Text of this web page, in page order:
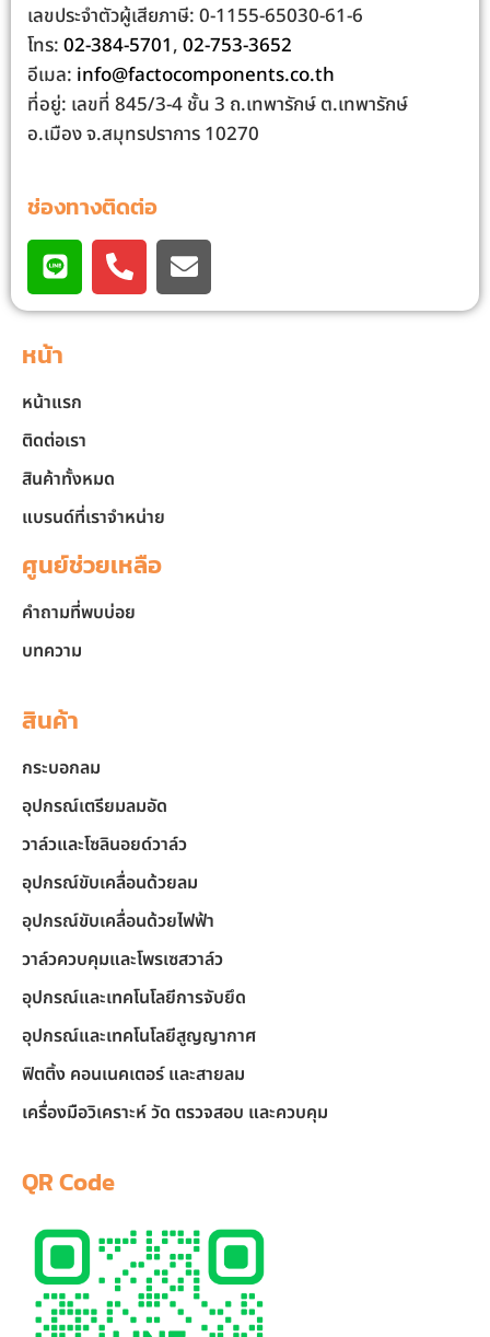
เลขประจําตัวผู้เสียภาษี: 0-1155-65030-61-6
โทร:02-384-5701,02-753-3652
อีเมล: info@factocomponents.co.th
ที่อยู่: เลขที่ 845/3-4 ชั้น 3 ถ.เทพารักษ์ ต.เทพารักษ์
อ.เมือง จ.สมุทรปราการ 10270
ช่องทางติดต่อ
หน้า
หน้าแรก
ติดต่อเรา
สินค้าทั้งหมด
แบรนด์ที่เราจำหน่าย
ศูนย์ช่วยเหลือ
คำถามที่พบบ่อย
บทความ
สินค้า
กระบอกลม
อุปกรณ์เตรียมลมอัด
วาล์วและโซลินอยด์วาล์ว
อุปกรณ์ขับเคลื่อนด้วยลม
อุปกรณ์ขับเคลื่อนด้วยไฟฟ้า
วาล์วควบคุมและโพรเซสวาล์ว
อุปกรณ์และเทคโนโลยีการจับยึด
อุปกรณ์และเทคโนโลยีสูญญากาศ
ฟิตติ้ง คอนเนคเตอร์ และสายลม
เครื่องมือวิเคราะห์ วัด ตรวจสอบ และควบคุม
QR Code